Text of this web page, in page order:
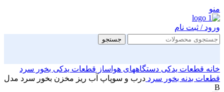
منو
ورود / ثبت نام
جستجو
خانه قطعات یدکی دستگاههای هواساز قطعات یدکی بخور سرد
قطعات بدنه بخور سرد درب و سوپاپ آب ریز مخزن بخور سرد مدل
B